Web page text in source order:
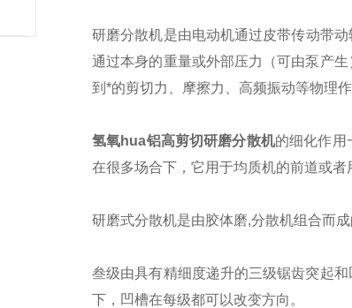
研磨分散机是由电动机通过皮带传动带
通过本身的重量或外部压力（可由泵产
到*的剪切力、摩擦力、高频振动等物理
氢氧hua铝高剪切研磨分散机的细化作用
在很多场合下，它用于均质机的前道或者
研磨式分散机是由胶体磨,分散机组合而成
叁级由具有精细度递升的三级锯齿突起
下，凹槽在每级都可以改变方向。